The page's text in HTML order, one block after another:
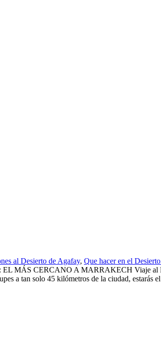
al Desierto de Agafay, Que hacer en el
MÁS CERCANO A MARRAKECH Viaje al
a tan solo 45 kilómetros de la ciudad, estarás